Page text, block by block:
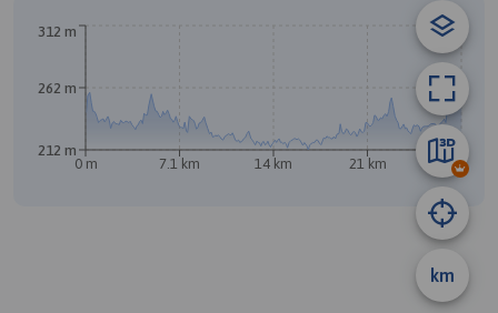
km
0 m 7.1 km 14 km 21 km 28 km
212 m
262 m
312 m